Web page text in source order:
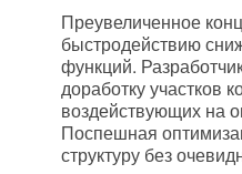
Преувеличенное
быстродействию
функций.
доработку участков
воздействующих на
Поспешная
структуру без